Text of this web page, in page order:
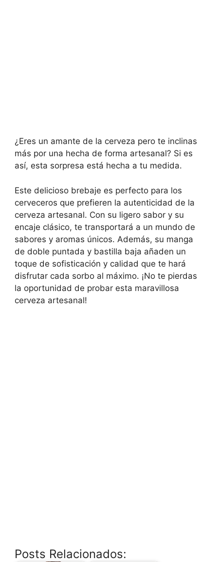
¿Eres un amante de la cerveza pero te inclinas
más por una hecha de forma artesanal? Si es
así, esta sorpresa está hecha a tu medida.
Este delicioso brebaje es perfecto para los
cerveceros que prefieren la autenticidad de la
cerveza artesanal. Con su ligero sabor y su
encaje clásico, te transportará a un mundo de
sabores y aromas únicos. Además, su manga
de doble puntada y bastilla baja añaden un
toque de sofisticación y calidad que te hará
disfrutar cada sorbo al máximo. ¡No te pierdas
la oportunidad de probar esta maravillosa
cerveza artesanal!
Posts Relacionados: